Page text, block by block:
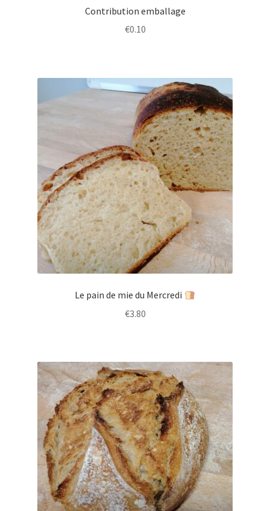
Contribution emballage
€0.10
Le pain de mie du Mercredi
€3.80
a
plusieurs
variations.
Les
options
peuvent
être
choisies
sur
la